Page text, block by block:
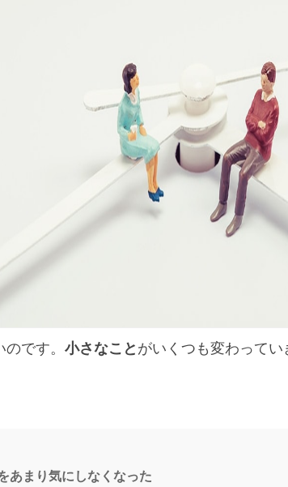
です。 小さなことがいくつも変わってい
あまり気にしなくなった